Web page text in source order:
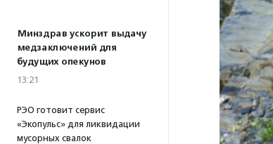
Минздрав ускорит выдачу
медзаключений для
будущих опекунов
13:21
РЭО готовит сервис
«Экопульс» для ликвидации
мусорных свалок